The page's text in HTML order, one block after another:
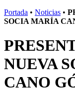
Portada • Noticias •
SOCIA MARÍA
NUEVA
CANO